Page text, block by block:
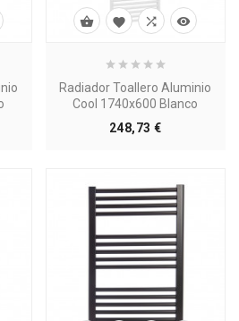
Radiador Toallero Aluminio
Cool 1740x600 Blanco
248,73 €Precio
   